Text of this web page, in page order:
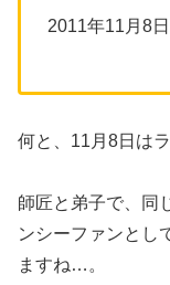
2011年11月8日
何と、11月8日は
師匠と弟子で、同
ンシーファンとし
ますね…。